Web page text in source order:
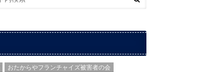
おたからやフランチャイズ被害者の会